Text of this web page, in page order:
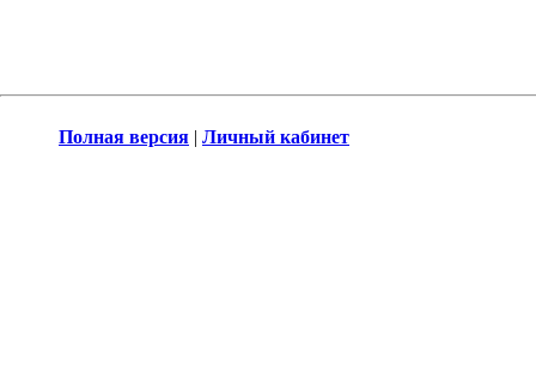
Полная версия | Личный кабинет